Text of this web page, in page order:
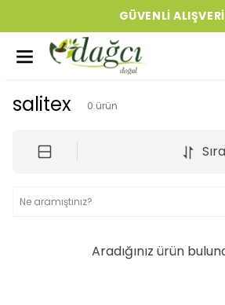
GÜVENLI
salitex 0 ürün
Aradığınız ürün